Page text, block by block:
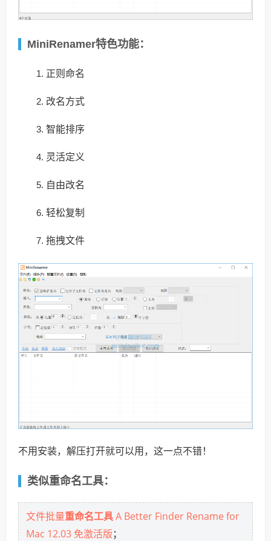
MiniRenamer特色功能：
正则命名
改名方式
智能排序
灵活定义
自由改名
轻松复制
拖拽文件
不用安装，解压打开就可以用，这一点不错！
类似重命名工具：
文件批量重命名工具A Better Finder Rename for
Mac 12.03 免激活版 ；